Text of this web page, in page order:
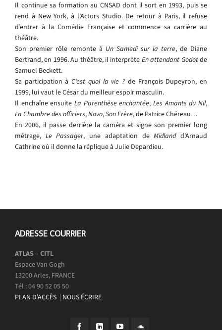
Il continue sa formation au CNSAD dont il sort en 1993, puis se
rend à New York, à l’Actors Studio. De retour à Paris, il refuse
d’entrer à la Comédie Française et commence sa carrière au
théâtre.
Son premier rôle remonte à Un Samedi sur la terre, de Diane
Bertrand, en 1996. Au théâtre, il interprète En attendant Godotde
Samuel Beckett.
Sa participation àC’est quoi la vie ? de François Dupeyron, en
1999, lui vaut le César du meilleur espoir masculin.
Il enchaîne ensuite La Parenthèse enchantée,Les Amants du Nil,
La Chambre des officiers,Novo,Son Frère, de Patrice Chéreau…
En 2006, il passe derrière la caméra et signe son premier long
métrage, Le Passager, une adaptation deMidlandd’Arnaud
Cathrine où il donne la réplique à Julie Depardieu.
ADRESSE COURRIER
ATLAS – CITL
Espace Van Gogh
13200 Arles, FRANCE
Tél : 04 90 52 05 50
PLAN D’ACCÈS | NOUS ÉCRIRE